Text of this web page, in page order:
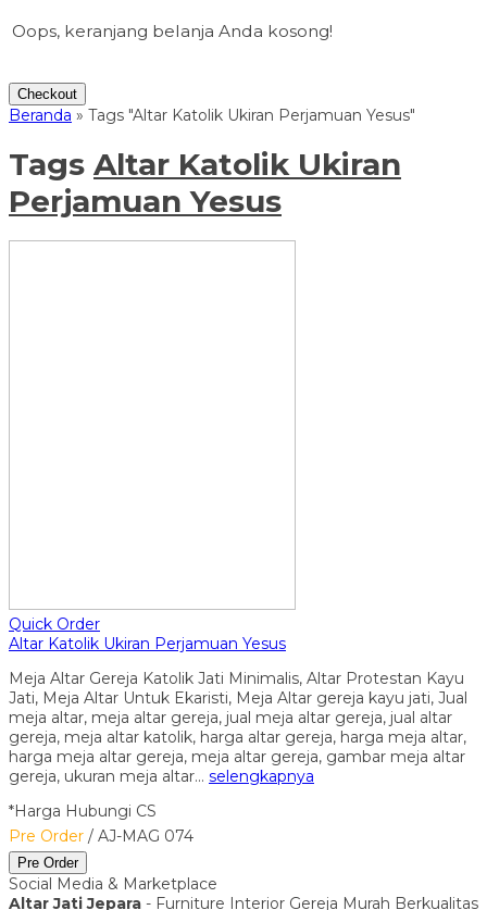
Oops, keranjang belanja Anda kosong!
Checkout
Beranda » Tags "Altar Katolik Ukiran Perjamuan Yesus"
Tags Altar Katolik Ukiran
Perjamuan Yesus
Quick Order
Altar Katolik Ukiran Perjamuan Yesus
Meja Altar Gereja Katolik Jati Minimalis, Altar Protestan Kayu
Jati, Meja Altar Untuk Ekaristi, Meja Altar gereja kayu jati, Jual
meja altar, meja altar gereja, jual meja altar gereja, jual altar
gereja, meja altar katolik, harga altar gereja, harga meja altar,
harga meja altar gereja, meja altar gereja, gambar meja altar
gereja, ukuran meja altar… selengkapnya
*Harga Hubungi CS
Pre Order / AJ-MAG 074
Pre Order
Social Media & Marketplace
Altar Jati Jepara - Furniture Interior Gereja Murah Berkualitas